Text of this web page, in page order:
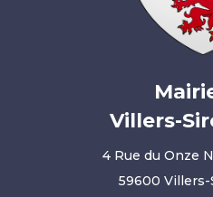
Villers-
4 Rue du Onze
59600